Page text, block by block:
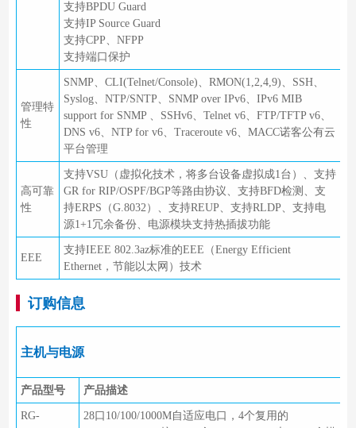
支持BPDU Guard
支持IP Source Guard
支持CPP、NFPP
支持端口保护
管理特
性
SNMP、CLI(Telnet/Console)、RMON(1,2,4,9)、SSH、
Syslog、NTP/SNTP、SNMP over IPv6、IPv6 MIB
support for SNMP 、SSHv6、Telnet v6、FTP/TFTP v6、
DNS v6、NTP for v6、Traceroute v6、MACC诺客公有云
平台管理
高可靠
性
支持VSU（虚拟化技术，将多台设备虚拟成1台）、支持
GR for RIP/OSPF/BGP等路由协议、支持BFD检测、支
持ERPS（G.8032）、支持REUP、支持RLDP、支持电
源1+1冗余备份、电源模块支持热插拔功能
EEE
支持IEEE 802.3az标准的EEE（Energy Efficient
Ethernet，节能以太网）技术
订购信息
主机与电源
产品型号 产品描述
RG-
28口10/100/1000M自适应电口，4个复用的